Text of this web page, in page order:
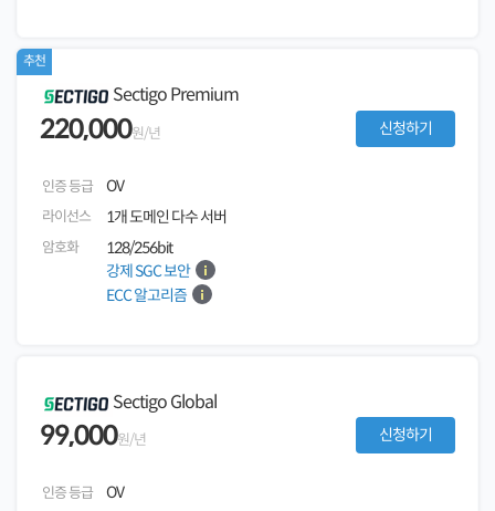
추천
Sectigo Premium
220,000원/년 신청하기
인증 등급 OV
라이선스 1개 도메인 다수 서버
암호화
128/256bit
강제 SGC 보안
ECC 알고리즘
Sectigo Global
99,000원/년 신청하기
인증 등급 OV